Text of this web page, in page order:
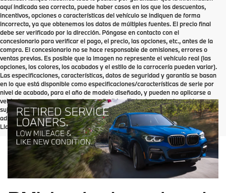
aquí indicada sea correcta, puede haber casos en los que los descuentos,
incentivos, opciones o características del vehículo se indiquen de forma
incorrecta, ya que obtenemos los datos de múltiples fuentes. El precio final
debe ser verificado por la dirección. Póngase en contacto con el
concesionario para verificar el pago, el precio, las opciones, etc., antes de la
compra. El concesionario no se hace responsable de omisiones, errores o
ventas previas. Es posible que la imagen no represente el vehículo real (las
opciones, los colores, los acabados y el estilo de la carrocería pueden variar).
Las especificaciones, características, datos de seguridad y garantía se basan
en lo que está disponible como especificaciones/características de serie por
nivel de acabado, para el año de modelo diseñado, y pueden no aplicarse a
vehículos con paquetes u opciones añadidos. Todos los vehículos están
sujetos a venta previa. Las opciones instaladas por el concesionario son
adicionales. Los vehículos pueden estar en tránsito hacia el concesionario.
Llama para confirmar el estado.